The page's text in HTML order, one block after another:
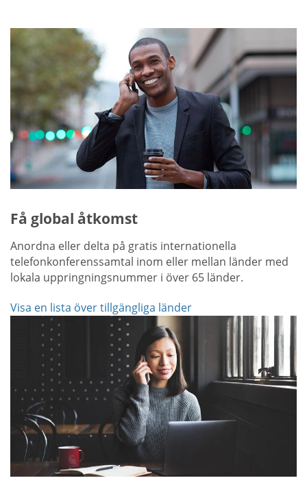
Få global åtkomst
Anordna eller delta på gratis internationella
telefonkonferenssamtal inom eller mellan länder med
lokala uppringningsnummer i över 65 länder.
Visa en lista över tillgängliga länder